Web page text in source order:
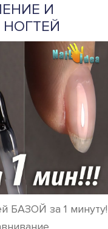
И
за 1 минуту!